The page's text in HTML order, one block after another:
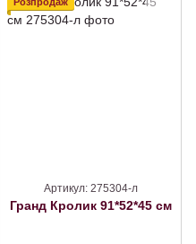
Артикул: 275304-л
Гранд Кролик 91*52*45 см